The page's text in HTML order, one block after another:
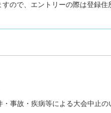
ので、エントリーの際は登録住
事故・疾病等による大会中止の